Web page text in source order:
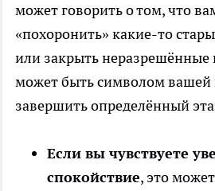
может говорить о том, что
«похоронить» какие-то
или закрыть неразрешённые
может быть символом вашей
завершить определённый
Если вы чувствуете
спокойствие, это